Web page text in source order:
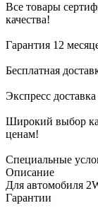
Все товары
качества!
Гарантия 12
Бесплатная
Экспресс
Широкий выбор
ценам!
Специальные
Описание
Для автомобиля
Гарантии